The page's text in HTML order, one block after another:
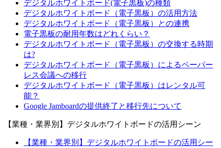
デジタルホワイトボード(電子黒板)の種類
デジタルホワイトボード（電子黒板）の活用方法
デジタルホワイトボード（電子黒板）との連携
電子黒板の耐用年数はどれくらい？
デジタルホワイトボード（電子黒板）の交換する時期
は?
デジタルホワイトボード（電子黒板）によるペーパー
レス会議への移行
デジタルホワイトボード（電子黒板）はレンタル可
能？
Google Jamboardの提供終了と移行先について
【業種・業界別】デジタルホワイトボードの活用シーン
【業種・業界別】デジタルホワイトボードの活用シー